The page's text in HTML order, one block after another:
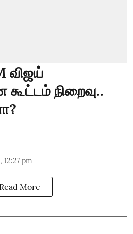
விஜய்
நிறைவு..
12:27 pm
Read More